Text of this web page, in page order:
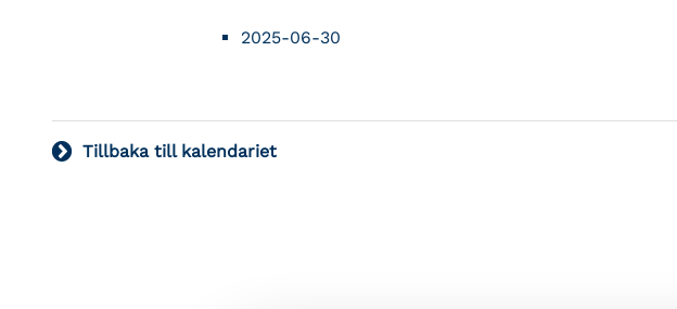
2025-06-30
Tillbaka till kalendariet